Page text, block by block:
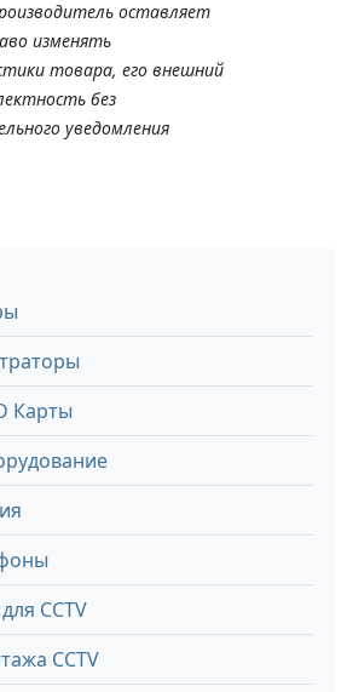
оставляет
изменять
товара, его внешний
без
уведомления
Карты
CCTV
CCTV